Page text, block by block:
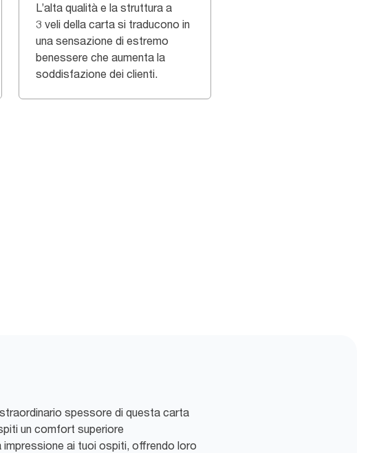
L’alta qualità e la struttura a
3 veli della carta si traducono in
una sensazione di estremo
benessere che aumenta la
soddisfazione dei clienti.
straordinario spessore di questa carta
un comfort superiore
impressione ai tuoi ospiti, offrendo loro